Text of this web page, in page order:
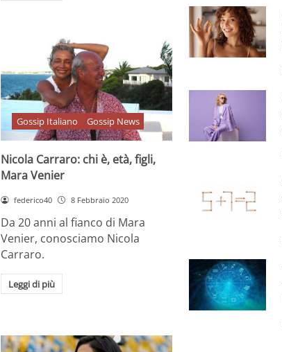
Gossip Italiano Gossip News
Nicola Carraro: chi è, età, figli,
Mara Venier
federico40 8 Febbraio 2020
Da 20 anni al fianco di Mara
Venier, conosciamo Nicola
Carraro.
Leggi di più